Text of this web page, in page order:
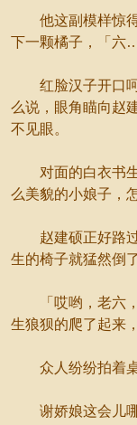
他这副模样惊得
下一颗橘子，「六
红脸汉子开口呵
么说，眼角瞄向赵
不见眼。
对面的白衣书生
么美貌的小娘子，
赵建硕正好路过
生的椅子就猛然倒
「哎哟，老六，
生狼狈的爬了起来
众人纷纷拍着桌
谢娇娘这会儿哪